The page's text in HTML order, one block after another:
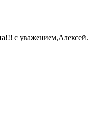
с уважением,Алексей.